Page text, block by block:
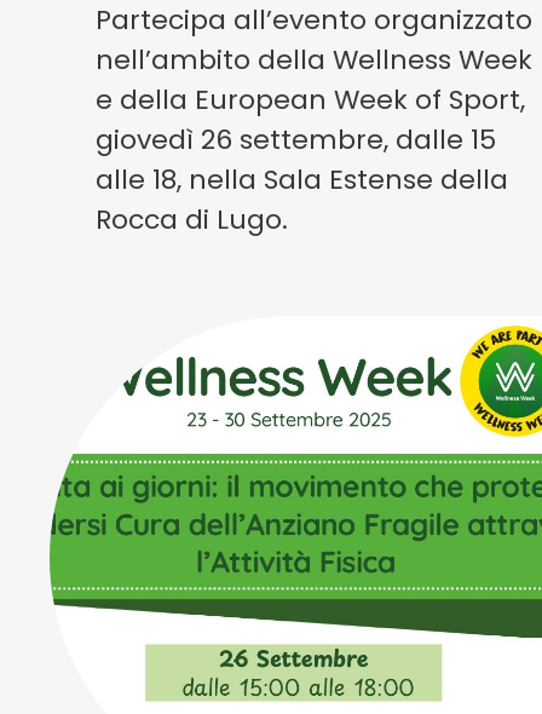
Partecipa all’evento organizzato
nell’ambito della Wellness Week
e della European Week of Sport,
giovedì 26 settembre, dalle 15
alle 18, nella Sala Estense della
Rocca di Lugo.